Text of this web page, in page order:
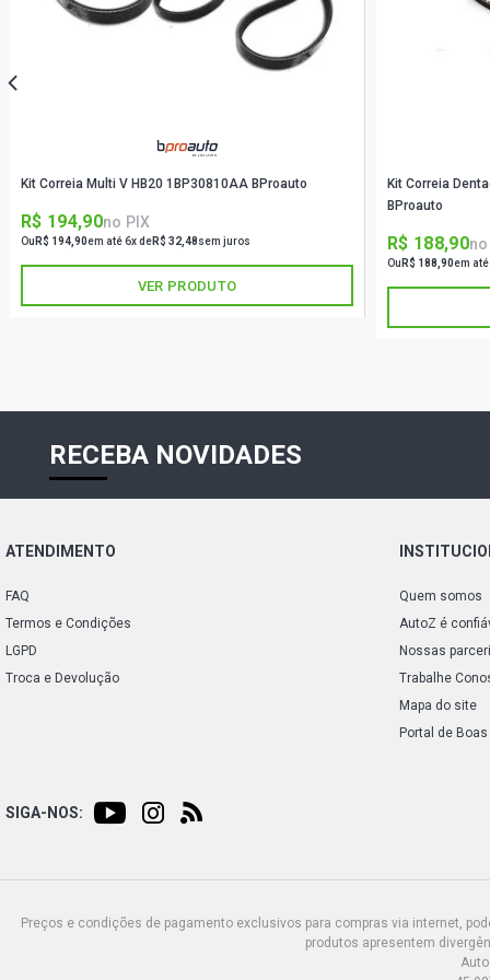
Kit Correia Multi V HB20 1BP30810AA BProauto
R$ 194,90no PIX
Ou R$ 194,90em até 6x deR$ 32,48sem juros
VER PRODUTO
Kit Correia
BProauto
R$ 188,90no
Ou R$ 188,90em
RECEBA NOVIDADES
ATENDIMENTO
FAQ
Termos e Condições
LGPD
Troca e Devolução
Quem somos
AutoZ é
Nossas
Trabalhe
Mapa do site
Portal de
SIGA-NOS:
Preços e condições de pagamento exclusivos para compras via internet,
produtos apresentem